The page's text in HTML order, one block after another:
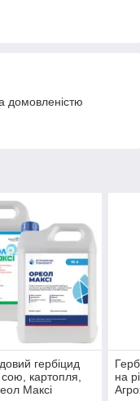
домовленістю
гербіцид
сою, картопля,
Максі
на